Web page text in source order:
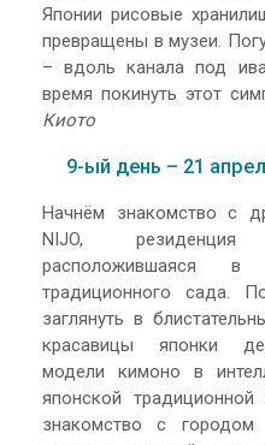
Японии рисовые
превращены в музеи.
– вдоль канала под
время покинуть этот
Киото
9-ый день – 21
Начнём знакомство с
NIJO, резиденция
расположившаяся в
традиционного сада.
заглянуть в
красавицы японки
модели кимоно в
японской
знакомство с